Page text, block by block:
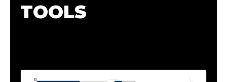
TOOLS